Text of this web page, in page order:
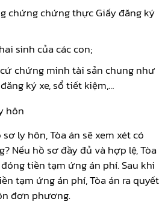
chứng chứng thực Giấy đăng ký
sinh của các con;
chứng minh tài sản chung như
ký xe, sổ tiết kiệm,…
hôn
ly hôn, Tòa án sẽ xem xét có
Nếu hồ sơ đầy đủ và hợp lệ, Tòa
tiền tạm ứng án phí. Sau khi
tạm ứng án phí, Tòa án ra quyết
đơn phương.